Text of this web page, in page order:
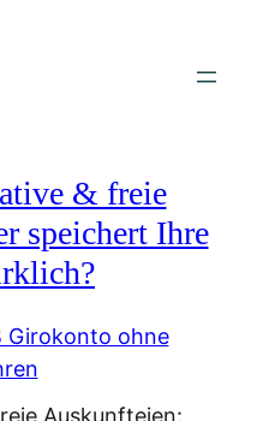
& freie
speichert Ihre
Girokonto ohne